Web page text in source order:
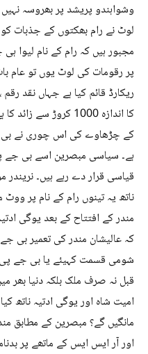
وشواہندو پریشد پر بھروسہ
لوٹ نے رام بھکتوں کے جذبات
مجبور ہیں کہ رام کے نام لیوا
پر رقومات کی لوٹ یوں تو عام
ریکارڈ قائم کیا ہے جہاں نقد
کا اندازہ 1000 کروڑ
کے چڑھاوے کی اس چوری نے
ہے۔ سیاسی مبصرین اسے بی جے
قیاسی قرار دے رہے ہیں۔
ناتھ یہ تینوں رام کے نام پر
مندر کے افتتاح کے بعد یوگی
کہ عالیشان مندر کی تعمیر بی
شومی قسمت کہیئے یا بی جے
قبل نہ صرف ملک بلکہ دنیا بھر
امیت شاہ اور یوگی ادتیہ ناتھ
مانگیں گے؟ مبصرین کے مطابق
اور آر ایس ایس کے ماتھے پر